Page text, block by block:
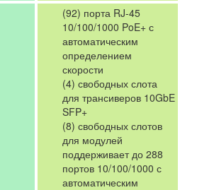
(92) порта RJ-45
10/100/1000 PoE+ с
автоматическим
определением
скорости
(4) свободных слота
для трансиверов 10GbE
SFP+
(8) свободных слотов
для модулей
поддерживает до 288
портов 10/100/1000 с
автоматическим